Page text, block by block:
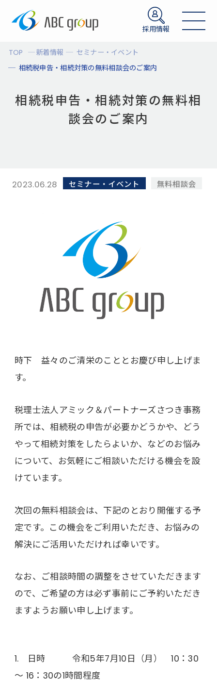
採用情報
TOP 新着情報
セミナー・イベント
相続税申告・相続対策の無料相談会のご案内
相続税申告・相続対策の無料相
談会のご案内
2023.06.28 セミナー・イベント 無料相談会
時下 益々のご清栄のこととお慶び申し上げま
す。
税理士法人アミック＆パートナーズさつき事務
所では、相続税の申告が必要かどうかや、どう
やって相続対策をしたらよいか、などのお悩み
について、お気軽にご相談いただける機会を設
けています。
次回の無料相談会は、下記のとおり開催する予
定です。この機会をご利用いただき、お悩みの
解決にご活用いただければ幸いです。
なお、ご相談時間の調整をさせていただきます
ので、ご希望の方は必ず事前にご予約いただき
ますようお願い申し上げます。
1. 日時 令和5年7月10日（月） 10：30
～ 16：30の1時間程度